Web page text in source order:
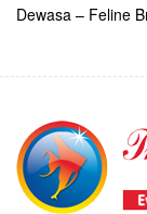
Dewasa – Feline